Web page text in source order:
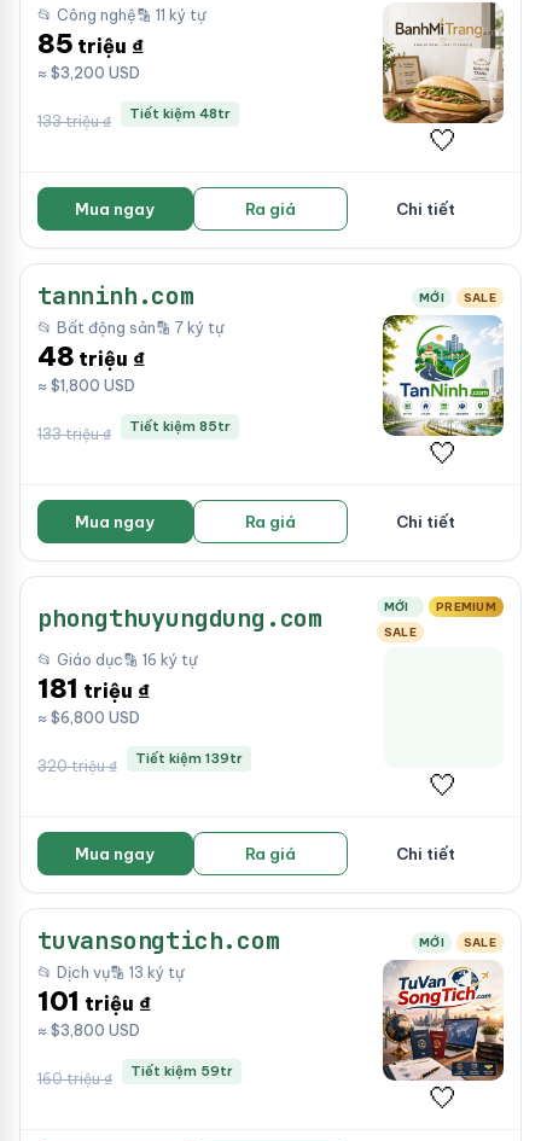
📂 Công nghệ🔡 11 ký tự
85 triệu ₫
≈ $3,200 USD
133 triệu ₫ Tiết kiệm 48tr
🤍
Mua ngay Ra giá Chi tiết
tanninh.com MỚI SALE
📂 Bất động sản🔡 7 ký tự
48 triệu ₫
≈ $1,800 USD
133 triệu ₫ Tiết kiệm 85tr
🤍
Mua ngay Ra giá Chi tiết
phongthuyungdung.com MỚI
PREMIUM
SALE
📂 Giáo dục🔡 16 ký tự
181 triệu ₫
≈ $6,800 USD
320 triệu ₫ Tiết kiệm 139tr
🤍
Mua ngay Ra giá Chi tiết
tuvansongtich.com MỚI SALE
📂 Dịch vụ🔡 13 ký tự
101 triệu ₫
≈ $3,800 USD
160 triệu ₫ Tiết kiệm 59tr
🤍